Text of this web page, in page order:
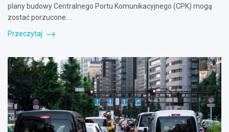
plany budowy Centralnego Portu Komunikacyjnego (CPK) mogą
zostać porzucone.…
Przeczytaj